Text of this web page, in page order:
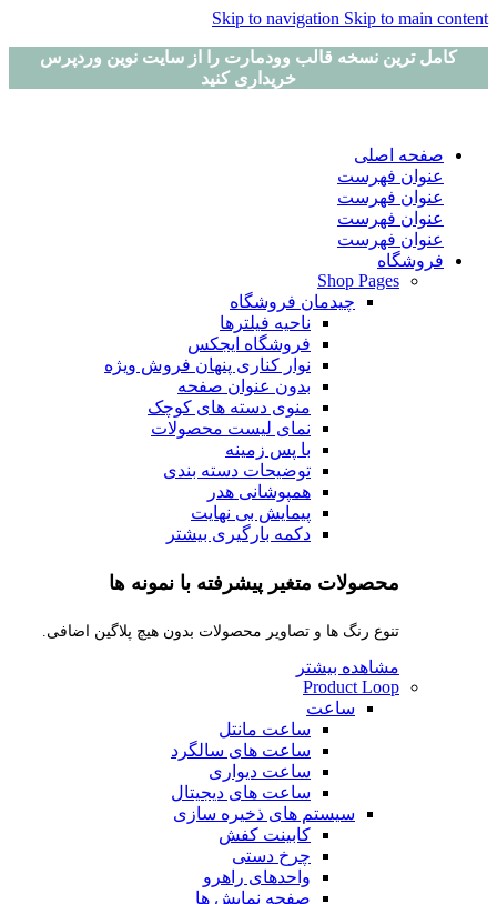
Skip to navigation Skip to main content
کامل ترین نسخه قالب وودمارت را از سایت نوین وردپرس
خریداری کنید
صفحه اصلی
عنوان فهرست
عنوان فهرست
عنوان فهرست
عنوان فهرست
فروشگاه
Shop Pages
چیدمان فروشگاه
ناحیه فیلترها
فروشگاه ایجکس
نوار کناری پنهان فروش ویژه
بدون عنوان صفحه
منوی دسته های کوچک
نمای لیست محصولات
با پس زمینه
توضیحات دسته بندی
همپوشانی هدر
پیمایش بی نهایت
دکمه بارگیری بیشتر
محصولات متغیر پیشرفته با نمونه ها
تنوع رنگ ها و تصاویر محصولات بدون هیچ پلاگین اضافی.
مشاهده بیشتر
Product Loop
ساعت
ساعت مانتل
ساعت های سالگرد
ساعت دیواری
ساعت های دیجیتال
سیستم های ذخیره سازی
کابینت کفش
چرخ دستی
واحدهای راهرو
صفحه نمایش ها